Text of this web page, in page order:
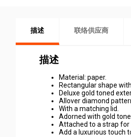
描述 联络供应商
描述
Material: paper.
Rectangular shape
Deluxe gold toned
Allover diamond
With a matching lid.
Adorned with gold
Attached to a strap for
Add a luxurious touch